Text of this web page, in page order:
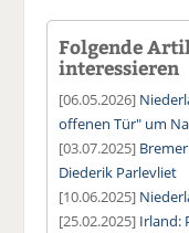
Folgende
interessieren
[06.05.2026]
offenen Tür" um
[03.07.2025]
Diederik Parlevliet
[10.06.2025]
[25.02.2025] Irland: